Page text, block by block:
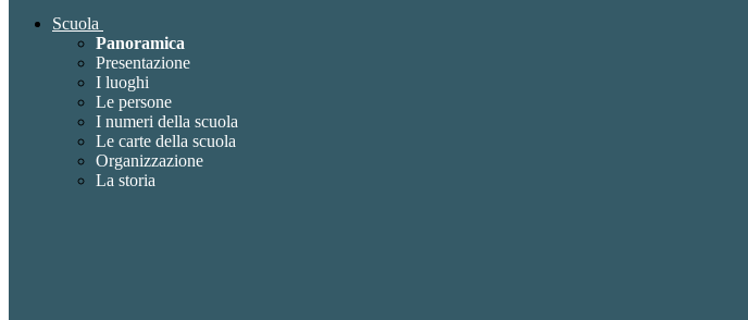
Scuola
Panoramica
Presentazione
I luoghi
Le persone
I numeri della scuola
Le carte della scuola
Organizzazione
La storia